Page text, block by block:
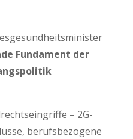
Fundament der
– 2G-
berufsbezogene